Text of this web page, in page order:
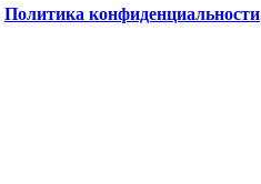
Политика конфиденциальности